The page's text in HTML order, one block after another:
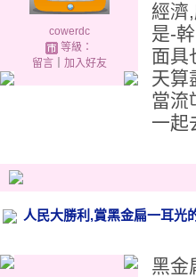
cowerdc
等級：
留言｜ 加入好友
經濟
是-
面具
天算
當流
一起
人民大勝利,賞黑金扁一耳光
黑金